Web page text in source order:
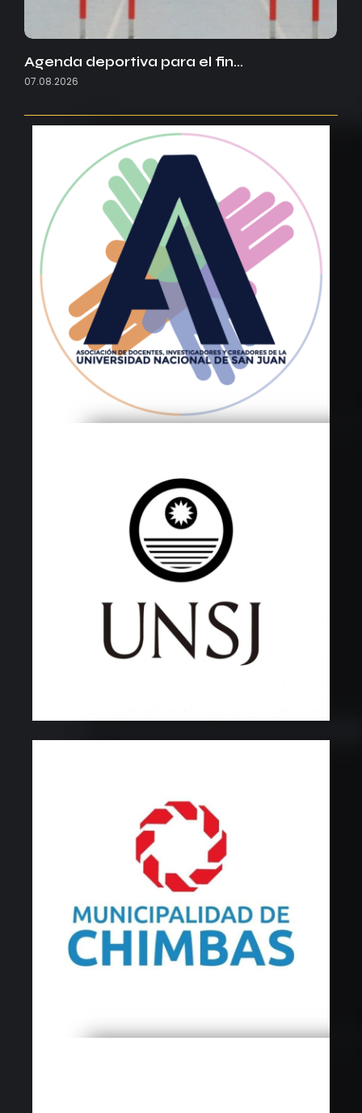
Agenda deportiva para el fin…
07.08.2026